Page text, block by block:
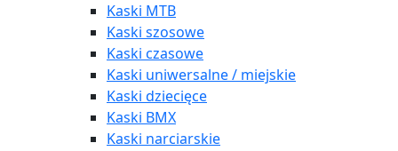
Kaski MTB
Kaski szosowe
Kaski czasowe
Kaski uniwersalne / miejskie
Kaski dziecięce
Kaski BMX
Kaski narciarskie